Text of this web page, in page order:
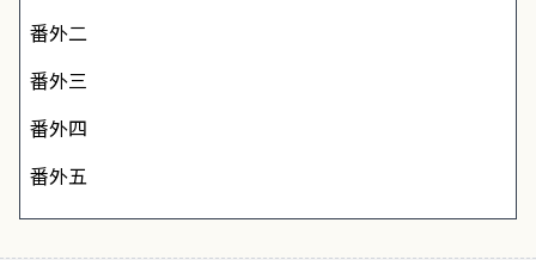
番外二
番外三
番外四
番外五